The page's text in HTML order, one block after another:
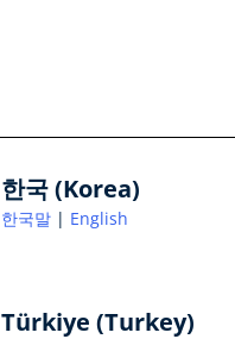
한국 (Korea)
한국말 English
Türkiye (Turkey)